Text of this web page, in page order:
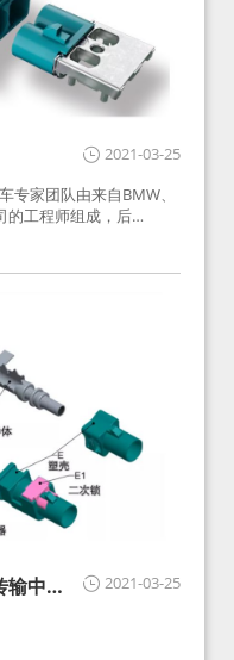
2021-03-25
专家团队由来自BMW、
的工程师组成，后
2010年并入
用于车载收音机天线连
准的射频连接器，被业
2021-03-25
输中的